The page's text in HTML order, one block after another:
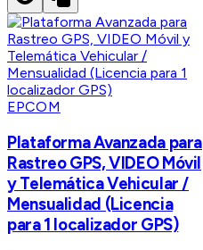
EPCOM
Plataforma Avanzada para
Rastreo GPS, VIDEO Móvil
y Telemática Vehicular /
Mensualidad (Licencia
para 1 localizador GPS)